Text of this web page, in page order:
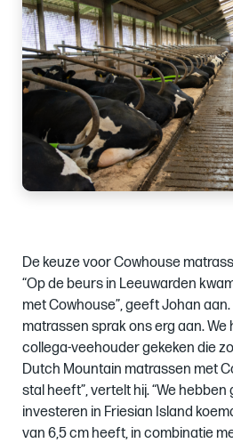
of
De keuze voor Cowhouse
“Op de beurs in Leeuwarden
met Cowhouse”, geeft Johan
matrassen sprak ons erg aan. We
collega-veehouder gekeken die
Dutch Mountain matrassen met
stal heeft”, vertelt hij. “We
investeren in Friesian Island
van 6,5 cm heeft, in combinatie